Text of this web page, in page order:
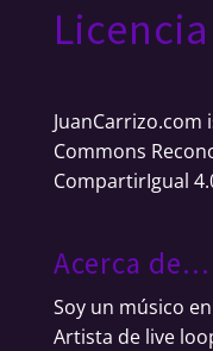
Licencia
JuanCarrizo.com
Commons
CompartirIgual
Acerca de…
Soy un músico
Artista de live